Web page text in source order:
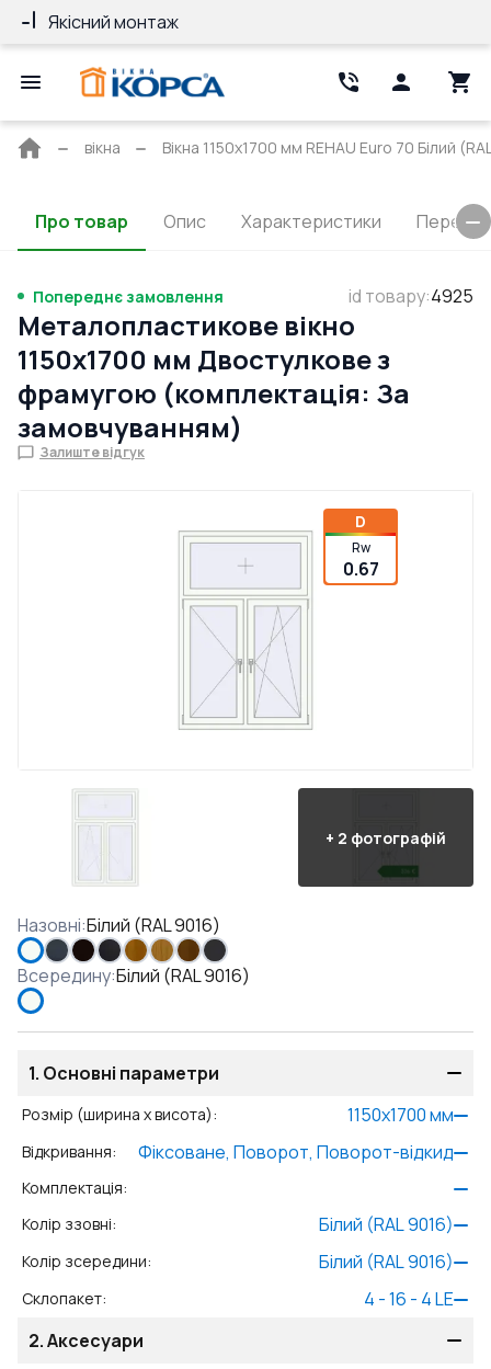
Якісний монтаж
Головна
вікна Вікна 1150x1700 мм REHAU Euro 70 Білий
Про товар Опис Характеристики
Попереднє замовлення id товару:4925
Металопластикове вікно
1150x1700 мм Двостулкове з
фрамугою (комплектація: За
замовчуванням)
Залиште відгук
D
Rw
0.67
+ 2 фотографій
Назовні:Білий (RAL 9016)
Всередину:Білий (RAL 9016)
1. Основні параметри
Розмір (ширина x висота): 1150x1700мм
Відкривання: Фіксоване, Поворот, Поворот-відкид
Комплектація:
Колір ззовні: Білий (RAL 9016)
Колір зсередини: Білий (RAL 9016)
Склопакет:
4 - 16 - 4 LE
2.Аксесуари